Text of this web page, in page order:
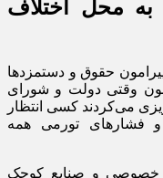
چرا افزایش حقوق ۱۴۰۵ به محل اختلاف
حقوق و دستمزدها
وقتی دولت و شورای
می‌کردند کسی انتظار
فشارهای تورمی همه
خصوصی و صنایع کوچک